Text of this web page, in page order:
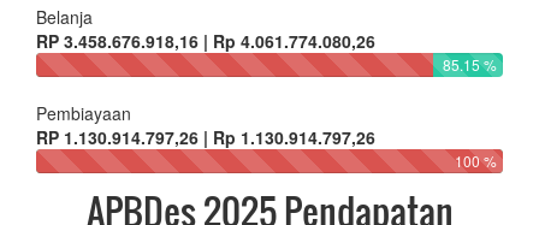
Belanja
RP 3.458.676.918,16 | Rp 4.061.774.080,26
85.15 %
Pembiayaan
RP 1.130.914.797,26 | Rp 1.130.914.797,26
100 %
APBDes 2025 Pendapatan